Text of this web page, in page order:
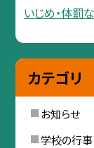
いじめ・体罰
カテゴリ
お知らせ
学校の行事